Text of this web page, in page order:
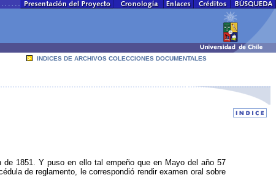
INDICES DE ARCHIVOS COLECCIONES DOCUMENTALES
1851. Y puso en ello tal empeño que en Mayo del año 57
de reglamento, le correspondió rendir examen oral sobre